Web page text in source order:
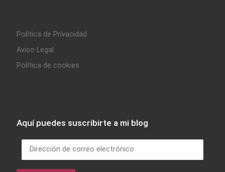
Política de Privacidad
Aviso Legal
Política de cookies
Aquí puedes suscribirte a mi blog
Dirección de correo electrónico